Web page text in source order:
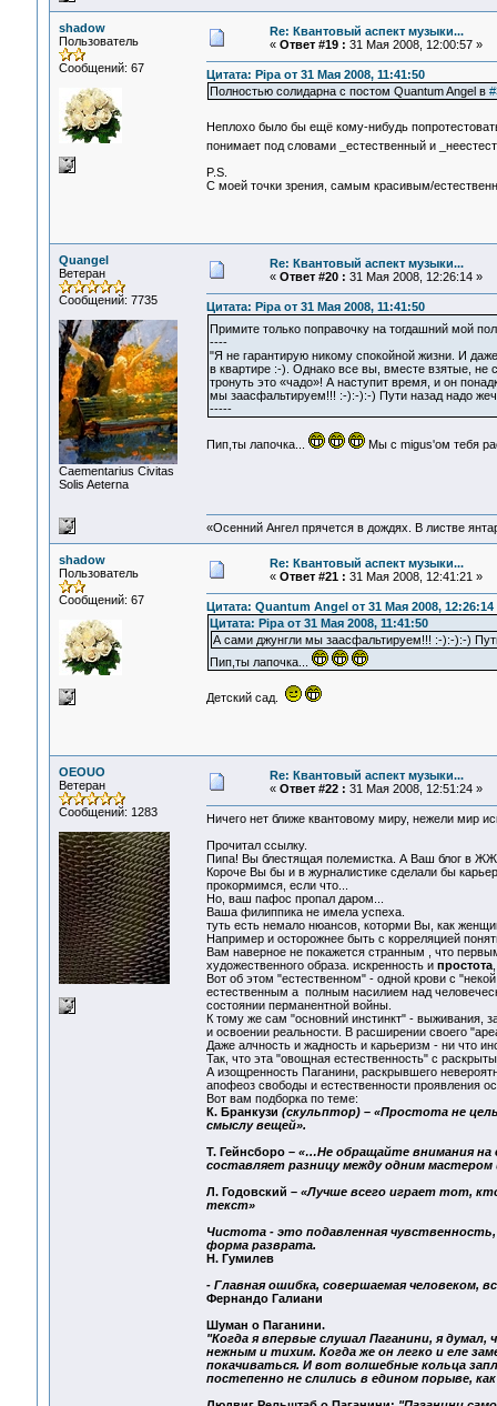
shadow
Пользователь
Сообщений: 67
Re: Квантовый аспект музыки...
« Ответ #19 : 31 Мая 2008, 12:00:57 »
Цитата: Pipa от 31 Мая 2008, 11:41:50
Полностью солидарна с постом Quantum Angel в
Неплохо было бы ещё кому-нибудь
понимает под словами _естественный и
P.S.
С моей точки зрения, самым красивым/
Quangel
Ветеран
Сообщений: 7735
Сaementarius Civitas
Solis Aeterna
Re: Квантовый аспект музыки...
« Ответ #20 : 31 Мая 2008, 12:26:14 »
Цитата: Pipa от 31 Мая 2008, 11:41:50
Примите только поправочку на тогдашний мой
----
"Я не гарантирую никому спокойной жизни. И
в квартире :-). Однако все вы, вместе взятые, не
тронуть это «чадо»! А наступит время, и он
мы заасфальтируем!!! :-):-):-) Пути назад надо
-----
Пип,ты лапочка... Мы с migus'ом тебя
«Осенний Ангел прячется в дождях. В листве
shadow
Пользователь
Сообщений: 67
Re: Квантовый аспект музыки...
« Ответ #21 : 31 Мая 2008, 12:41:21 »
Цитата: Quantum Angel от 31 Мая 2008, 12:26:14
Цитата: Pipa от 31 Мая 2008, 11:41:50
А сами джунгли мы заасфальтируем!!! :-):-):-)
Пип,ты лапочка...
Детский сад.
OEOUO
Ветеран
Сообщений: 1283
Re: Квантовый аспект музыки...
« Ответ #22 : 31 Мая 2008, 12:51:24 »
Ничего нет ближе квантовому миру, нежели мир
Прочитал ссылку.
Пипа! Вы блестящая полемистка. А Ваш блог в
Короче Вы бы и в журналистике сделали бы
прокормимся, если что...
Но, ваш пафос пропал даром...
Ваша филиппика не имела успеха.
туть есть немало нюансов, которми Вы, как
Например и осторожнее быть с корреляцией
Вам наверное не покажется странным , что
художественного образа. искренность и простота,
Вот об этом "естественном" - одной крови с
естественным а полным насилием над
состоянии перманентной войны.
К тому же сам "основний инстинкт" - выживания,
и освоении реальности. В расширении своего
Даже алчность и жадность и карьеризм - ни что
Так, что эта "овощная естественность" с
А изощренность Паганини, раскрывшего
апофеоз свободы и естественности проявления
Вот вам подборка по теме:
К. Бранкузи (скульптор) – «Простота не
смыслу вещей».
Т. Гейнсборо – «…Не обращайте внимания на
составляет разницу между одним
Л. Годовский –«Лучше всего играет тот,
текст»
Чистота - это подавленная
форма разврата.
Н. Гумилев
- Главная ошибка, совершаемая человеком,
Фернандо Галиани
Шуман о Паганини.
"Когда я впервые слушал Паганини, я думал,
нежным и тихим. Когда же он легко и еле
покачиваться. И вот волшебные кольца
постепенно не слились в едином порыве,